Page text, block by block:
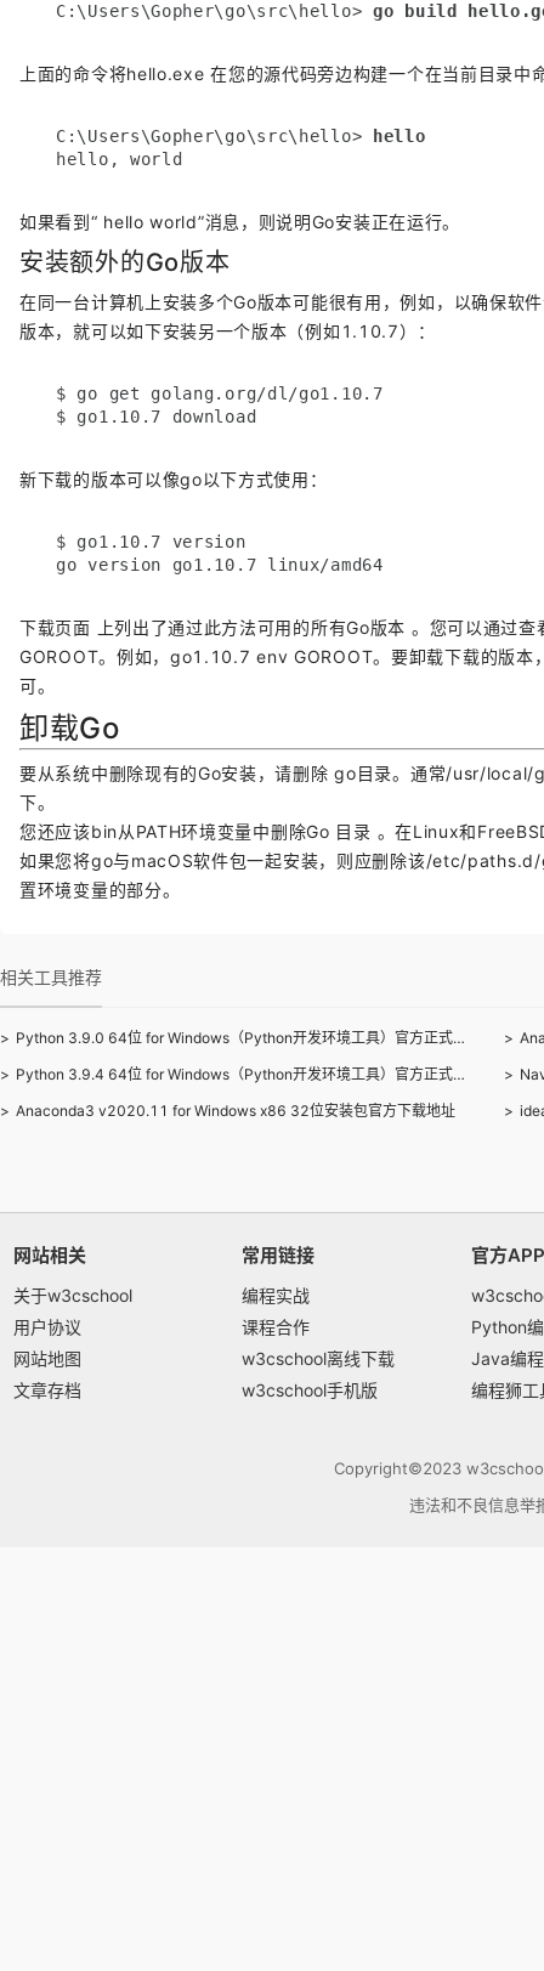
C:\Users\Gopher\go\src\hello> go build
上面的命令将hello.exe 在您的源代码旁边构建一个在当前目录中
C:\Users\Gopher\go\src\hello>
hello
hello, world
如果看到“ hello world”消息，则说明Go安装正在运行。
安装额外的Go版本
在同一台计算机上安装多个Go版本可能很有用，例如，以确保软
版本，就可以如下安装另一个版本（例如1.10.7）：
$ go get golang.org/dl/go1.10.7
$ go1.10.7 download
新下载的版本可以像go以下方式使用：
$ go1.10.7 version
go version go1.10.7 linux/amd64
下载页面 上列出了通过此方法可用的所有Go版本 。您可以通过
GOROOT。例如，go1.10.7 env GOROOT。要卸载下载的版本
可。
卸载Go
要从系统中删除现有的Go安装，请删除 go目录。通常/usr/
下。
您还应该bin从PATH环境变量中删除Go 目录 。在Linux和
如果您将go与macOS软件包一起安装，则应删除该/etc/
置环境变量的部分。
相关工具推荐
> Python 3.9.0 64位 for Windows（Python开发环境工具）官方正式版下载 >
> Python 3.9.4 64位 for Windows（Python开发环境工具）官方正式版下载 >
> Anaconda3 v2020.11 for Windows x86 32位安装包官方下载地址 >
网站相关
关于w3cschool
用户协议
网站地图
文章存档
常用链接
编程实战
课程合作
w3cschool离线下载
w3cschool手机版
官方APP
Python
Java编
编程狮工
Copyright©2023
违法和不良信息